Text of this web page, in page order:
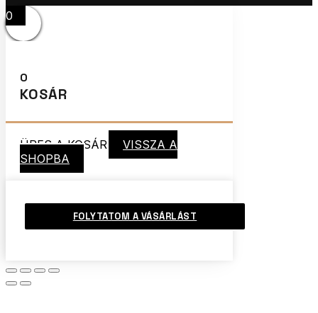
0
0
KOSÁR
ÜRES A KOSÁR
VISSZA A
SHOPBA
FOLYTATOM A VÁSÁRLÁST